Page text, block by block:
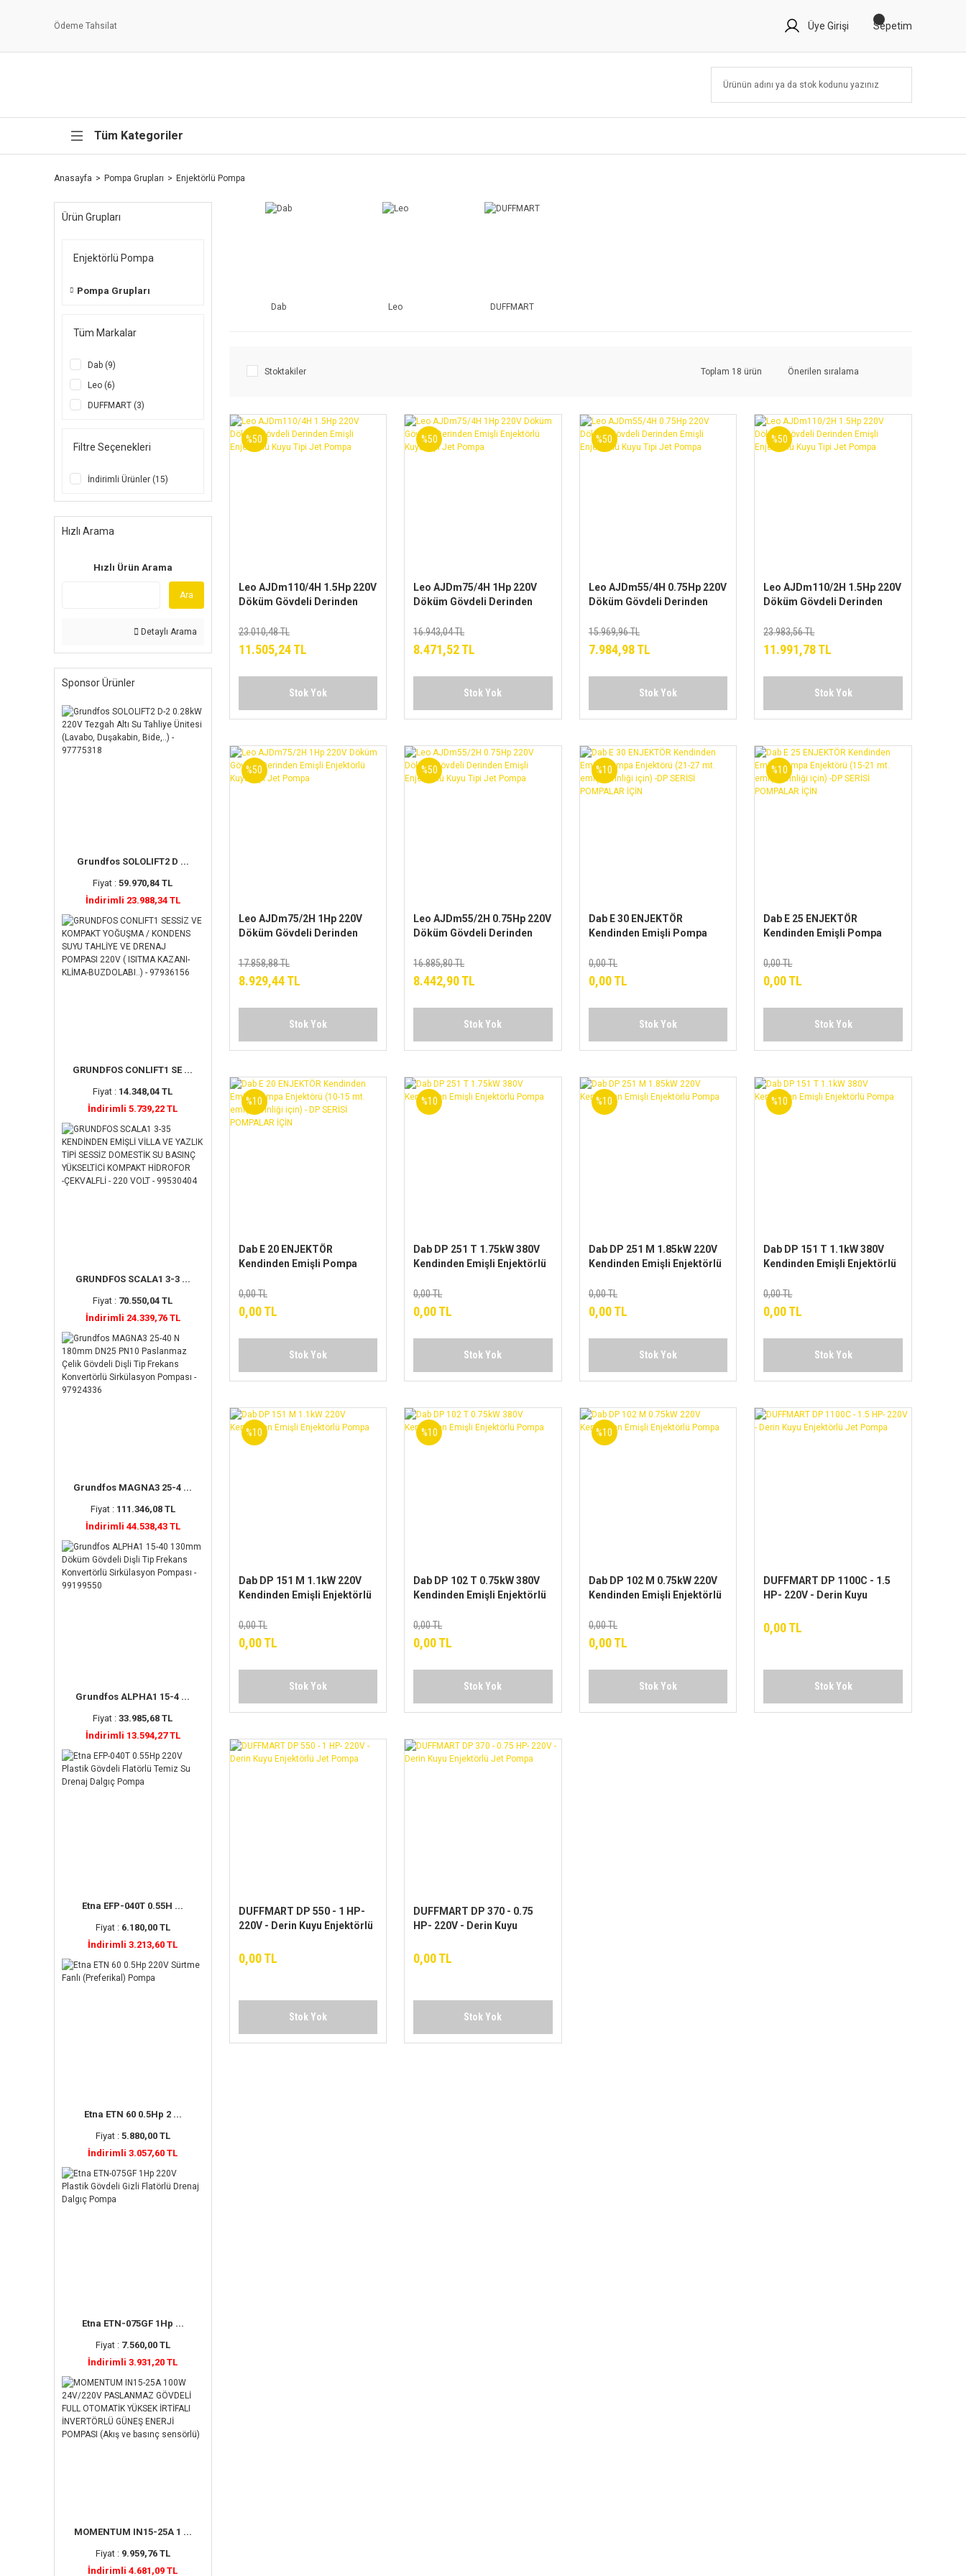
Ödeme Tahsilat Üye Girişi Sepetim
Tüm Kategoriler
Anasayfa Pompa Grupları Enjektörlü Pompa
Ürün Grupları
Enjektörlü Pompa
Pompa Grupları
Tüm Markalar
Dab (9)
Leo (6)
DUFFMART (3)
Filtre Seçenekleri
İndirimli Ürünler (15)
Hızlı Arama
Hızlı Ürün Arama
Ara
Detaylı Arama
Sponsor Ürünler
Grundfos SOLOLIFT2 D ...
Fiyat :59.970,84 TL
İndirimli 23.988,34 TL
GRUNDFOS CONLIFT1 SE ...
Fiyat : 14.348,04 TL
İndirimli 5.739,22 TL
GRUNDFOS SCALA1 3-3 ...
Fiyat : 70.550,04 TL
İndirimli 24.339,76 TL
Grundfos MAGNA3 25-4 ...
Fiyat : 111.346,08 TL
İndirimli 44.538,43 TL
Grundfos ALPHA1 15-4 ...
Fiyat :33.985,68 TL
İndirimli 13.594,27 TL
Etna EFP-040T 0.55H ...
Fiyat : 6.180,00 TL
İndirimli 3.213,60 TL
Etna ETN 60 0.5Hp 2 ...
Fiyat : 5.880,00 TL
İndirimli 3.057,60 TL
Etna ETN-075GF 1Hp ...
Fiyat : 7.560,00 TL
İndirimli 3.931,20 TL
MOMENTUM IN15-25A 1 ...
Fiyat : 9.959,76 TL
İndirimli 4.681,09 TL
Dab Leo DUFFMART
Stoktakiler Toplam 18 ürün
%50
Leo AJDm110/4H 1.5Hp 220V
Döküm Gövdeli Derinden
Jet Pompa
23.010,48 TL
11.505,24 TL
Stok Yok
%50
Leo AJDm75/4H 1Hp 220V
Döküm Gövdeli Derinden
Jet Pompa
16.943,04 TL
8.471,52 TL
Stok Yok
%50
Leo AJDm55/4H 0.75Hp 220V
Döküm Gövdeli Derinden
Jet Pompa
15.969,96 TL
7.984,98 TL
Stok Yok
%50
Leo AJDm110/2H 1.5Hp 220V
Döküm Gövdeli Derinden
Jet Pompa
23.983,56 TL
11.991,78 TL
Stok Yok
%50
Leo AJDm75/2H 1Hp 220V
Döküm Gövdeli Derinden
Jet Pompa
17.858,88 TL
8.929,44 TL
Stok Yok
%50
Leo AJDm55/2H 0.75Hp 220V
Döküm Gövdeli Derinden
Jet Pompa
16.885,80 TL
8.442,90 TL
Stok Yok
%10
Dab E 30 ENJEKTÖR
Kendinden Emişli Pompa
derinliği için) -DP SERİSİ
POMPALAR İÇİN
0,00 TL
0,00 TL
Stok Yok
%10
Dab E 25 ENJEKTÖR
Kendinden Emişli Pompa
derinliği için) -DP SERİSİ
POMPALAR İÇİN
0,00 TL
0,00 TL
Stok Yok
%10
Dab E 20 ENJEKTÖR
Kendinden Emişli Pompa
derinliği için) - DP SERİSİ
POMPALAR İÇİN
0,00 TL
0,00 TL
Stok Yok
%10
Dab DP 251 T 1.75kW 380V
Kendinden Emişli Enjektörlü
0,00 TL
0,00 TL
Stok Yok
%10
Dab DP 251 M 1.85kW 220V
Kendinden Emişli Enjektörlü
0,00 TL
0,00 TL
Stok Yok
%10
Dab DP 151 T 1.1kW 380V
Kendinden Emişli Enjektörlü
0,00 TL
0,00 TL
Stok Yok
%10
Dab DP 151 M 1.1kW 220V
Kendinden Emişli Enjektörlü
0,00 TL
0,00 TL
Stok Yok
%10
Dab DP 102 T 0.75kW 380V
Kendinden Emişli Enjektörlü
0,00 TL
0,00 TL
Stok Yok
%10
Dab DP 102 M 0.75kW 220V
Kendinden Emişli Enjektörlü
0,00 TL
0,00 TL
Stok Yok
DUFFMART DP 1100C - 1.5
HP- 220V - Derin Kuyu
0,00 TL
Stok Yok
DUFFMART DP 550 - 1 HP-
220V - Derin Kuyu Enjektörlü
0,00 TL
Stok Yok
DUFFMART DP 370 - 0.75
HP- 220V - Derin Kuyu
0,00 TL
Stok Yok